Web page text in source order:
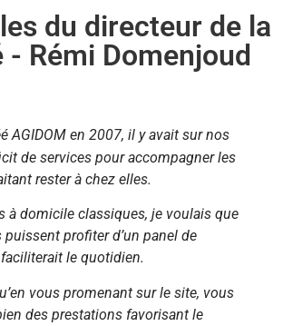
du directeur de la
- Rémi Domenjoud
AGIDOM en 2007, il y avait sur nos
de services pour accompagner les
rester à chez elles.
à domicile classiques, je voulais que
profiter d’un panel de
le quotidien.
vous promenant sur le site, vous
des prestations favorisant le